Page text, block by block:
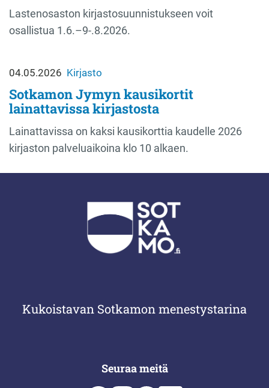
Lastenosaston kirjastosuunnistukseen voit
osallistua 1.6.–9-.8.2026.
04.05.2026 Kirjasto
Sotkamon Jymyn kausikortit
lainattavissa kirjastosta
Lainattavissa on kaksi kausikorttia kaudelle 2026
kirjaston palveluaikoina klo 10 alkaen.
Kukoistavan Sotkamon menestystarina
Seuraa meitä